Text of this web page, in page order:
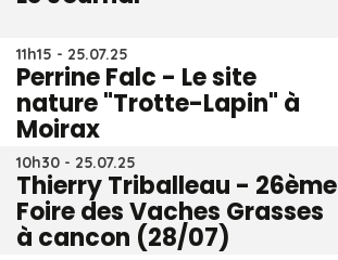
11h15 - 25.07.25
Perrine Falc - Le site
nature "Trotte-Lapin" à
Moirax
10h30 - 25.07.25
Thierry Triballeau - 26ème
Foire des Vaches Grasses
à cancon (28/07)